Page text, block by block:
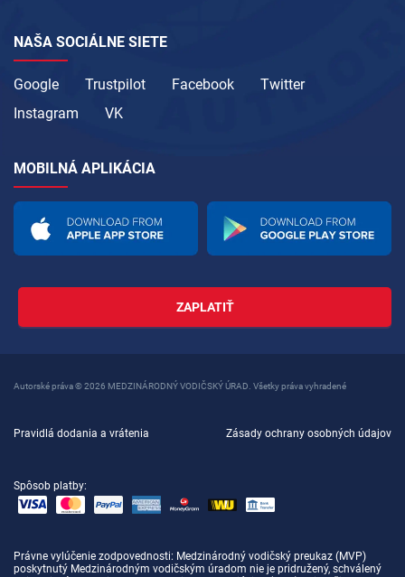
NAŠA SOCIÁLNE SIETE
Google Trustpilot Facebook
Twitter
Instagram
VK
MOBILNÁ APLIKÁCIA
ZAPLATIŤ
Autorské práva © 2026 MEDZINÁRODNÝ VODIČSKÝ ÚRAD. Všetky práva vyhradené
Pravidlá dodania a vrátenia Zásady ochrany osobných údajov
Spôsob platby:
Právne vylúčenie zodpovednosti: Medzinárodný vodičský preukaz (MVP)
poskytnutý Medzinárodným vodičským úradom nie je pridružený, schválený